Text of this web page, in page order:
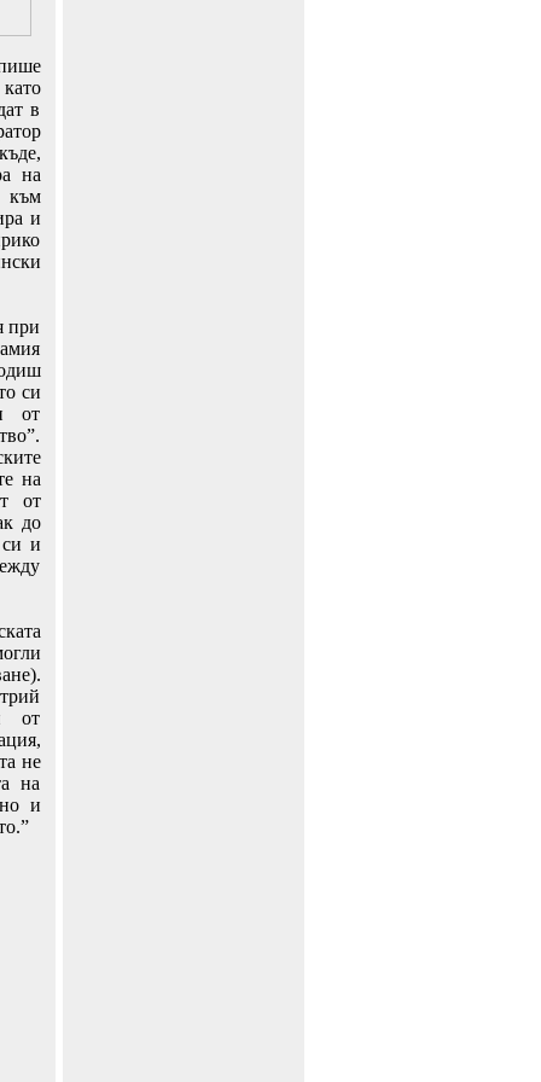
в
на
към
и
при
си
от
на
от
до
си и
от
не
на
и